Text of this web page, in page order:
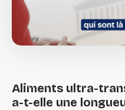
Aliments ultra-
a-t-elle une